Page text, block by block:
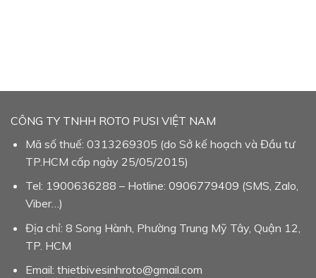
CÔNG TY TNHH ROTO PUSI VIỆT NAM
Mã số thuế: 0313269305 (do Sở kế hoạch và Đầu tư
TP.HCM cấp ngày 25/05/2015)
Tel: 1900636288 – Hotline: 0906779409 (SMS, Zalo,
Viber…)
Địa chỉ: 8 Song Hành, Phường Trung Mỹ Tây, Quận 12,
TP. HCM
Email: thietbivesinhroto@gmail.com